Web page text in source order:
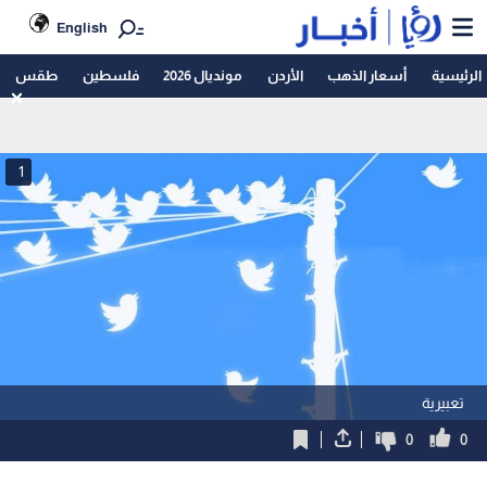
English
الرئيسية أسعار الذهب الأردن مونديال 2026 فلسطين طقس
تعبيرية
1
0
0